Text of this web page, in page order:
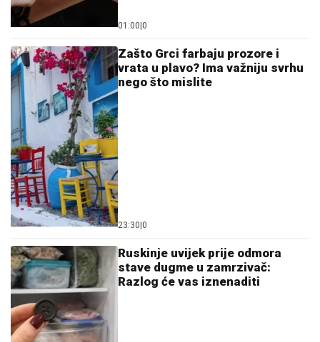
01:00|0
Zašto Grci farbaju prozore i
vrata u plavo? Ima važniju svrhu
nego što mislite
23:30|0
Ruskinje uvijek prije odmora
stave dugme u zamrzivač:
Razlog će vas iznenaditi